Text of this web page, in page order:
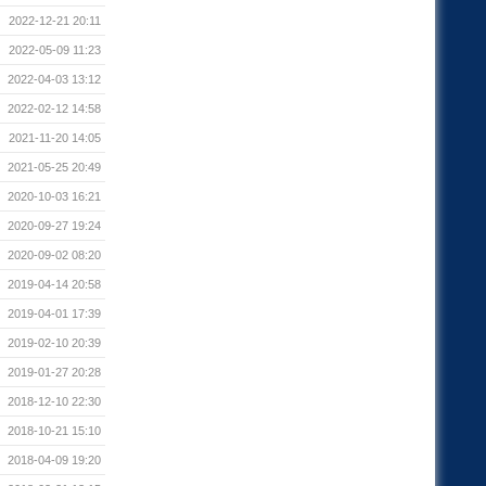
2022-12-21 20:11
2022-05-09 11:23
2022-04-03 13:12
2022-02-12 14:58
2021-11-20 14:05
2021-05-25 20:49
2020-10-03 16:21
2020-09-27 19:24
2020-09-02 08:20
2019-04-14 20:58
2019-04-01 17:39
2019-02-10 20:39
2019-01-27 20:28
2018-12-10 22:30
2018-10-21 15:10
2018-04-09 19:20